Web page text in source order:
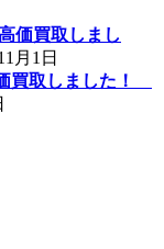
価買取しまし
月1日
買取しました！